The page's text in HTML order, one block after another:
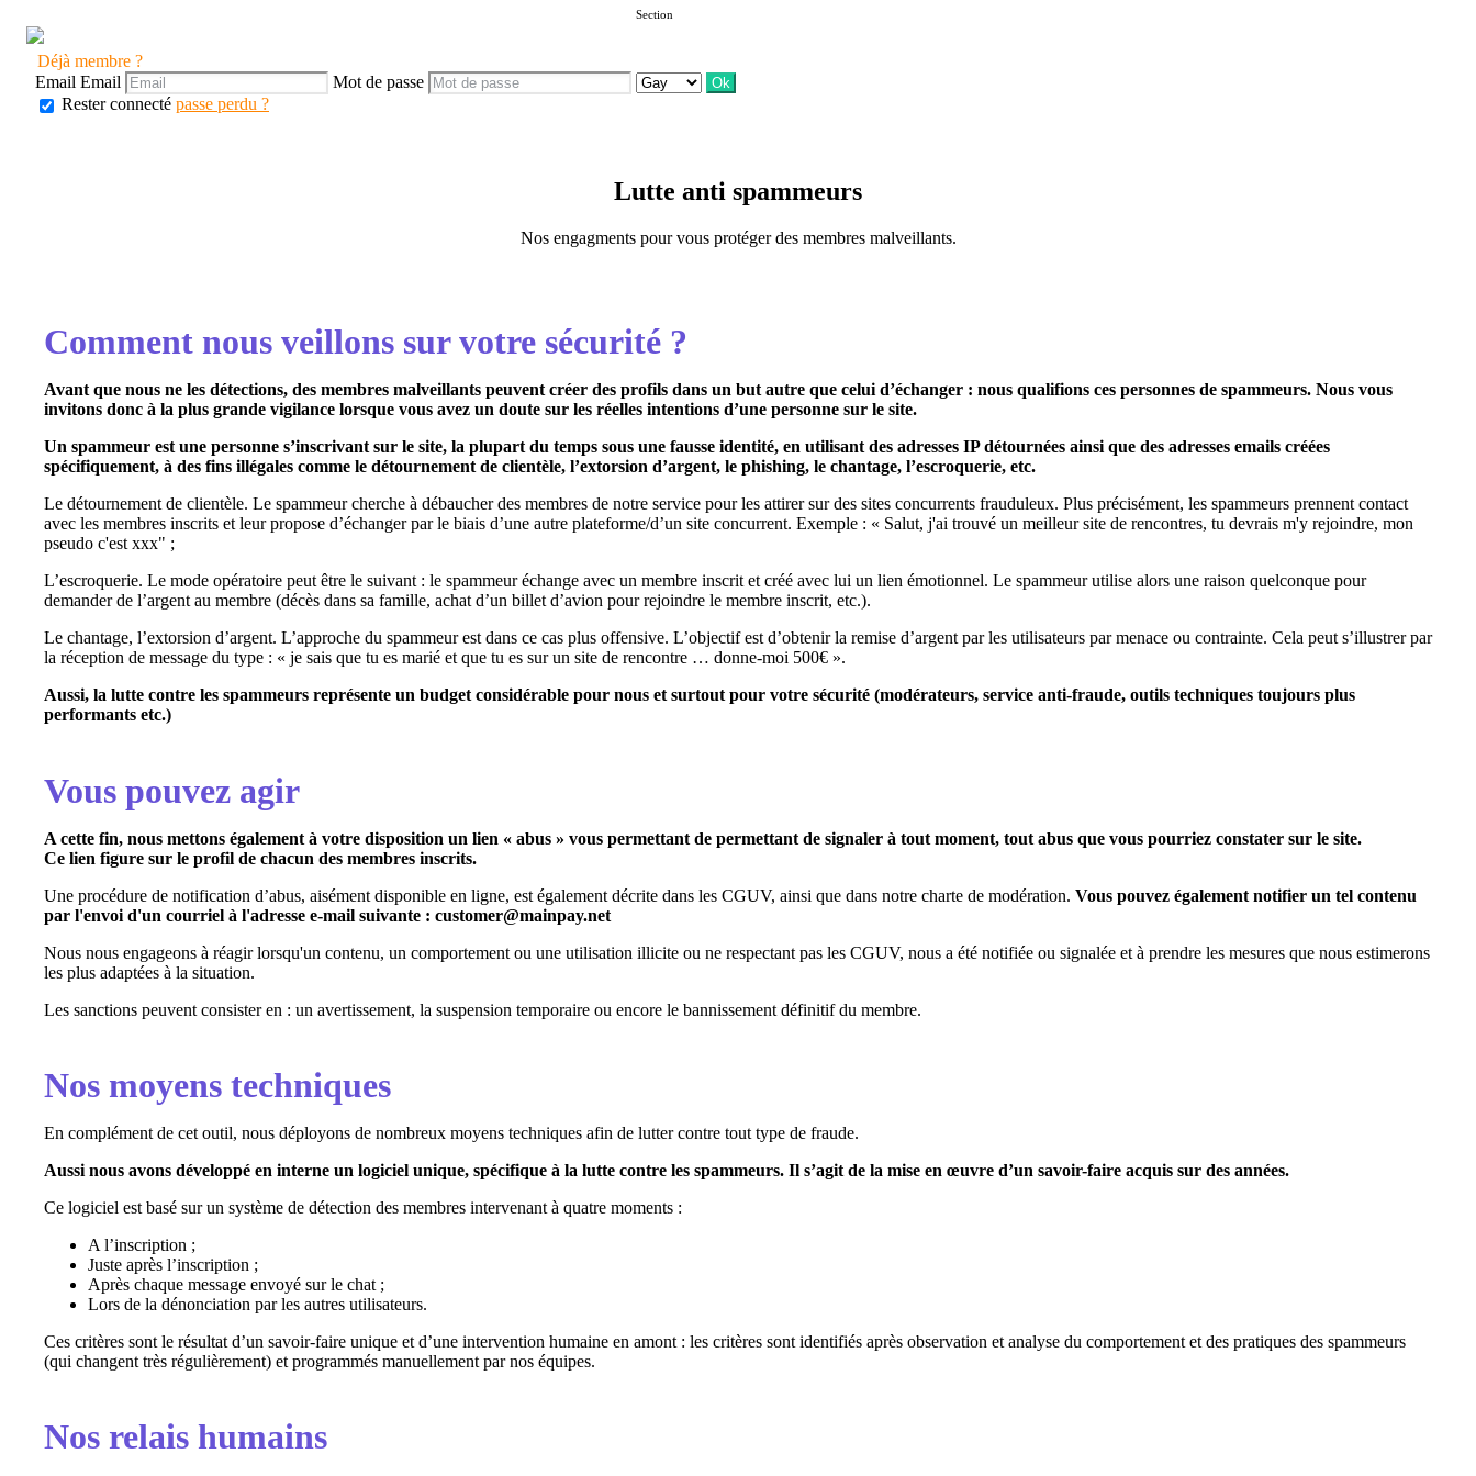
Déjà membre ?
Email Email Mot de passe
Section
Rester connecté passe perdu ?
Lutte anti spammeurs
Nos engagments pour vous protéger des membres malveillants.
Comment nous veillons sur votre sécurité ?
Avant que nous ne les détections, des membres malveillants peuvent créer des profils dans un but autre que celui d’échanger : nous qualifions ces personnes de spammeurs. Nous vous
invitons donc à la plus grande vigilance lorsque vous avez un doute sur les réelles intentions d’une personne sur le site.
Un spammeur est une personne s’inscrivant sur le site, la plupart du temps sous une fausse identité, en utilisant des adresses IP détournées ainsi que des adresses emails créées
spécifiquement, à des fins illégales comme le détournement de clientèle, l’extorsion d’argent, le phishing, le chantage, l’escroquerie, etc.
Le détournement de clientèle. Le spammeur cherche à débaucher des membres de notre service pour les attirer sur des sites concurrents frauduleux. Plus précisément, les spammeurs prennent contact
avec les membres inscrits et leur propose d’échanger par le biais d’une autre plateforme/d’un site concurrent. Exemple : « Salut, j'ai trouvé un meilleur site de rencontres, tu devrais m'y rejoindre, mon
pseudo c'est xxx" ;
L’escroquerie. Le mode opératoire peut être le suivant : le spammeur échange avec un membre inscrit et créé avec lui un lien émotionnel. Le spammeur utilise alors une raison quelconque pour
demander de l’argent au membre (décès dans sa famille, achat d’un billet d’avion pour rejoindre le membre inscrit, etc.).
Le chantage, l’extorsion d’argent. L’approche du spammeur est dans ce cas plus offensive. L’objectif est d’obtenir la remise d’argent par les utilisateurs par menace ou contrainte. Cela peut s’illustrer par
la réception de message du type : « je sais que tu es marié et que tu es sur un site de rencontre … donne-moi 500€ ».
Aussi, la lutte contre les spammeurs représente un budget considérable pour nous et surtout pour votre sécurité (modérateurs, service anti-fraude, outils techniques toujours plus
performants etc.)
Vous pouvez agir
A cette fin, nous mettons également à votre disposition un lien « abus » vous permettant de permettant de signaler à tout moment, tout abus que vous pourriez constater sur le site.
Ce lien figure sur le profil de chacun des membres inscrits.
Une procédure de notification d’abus, aisément disponible en ligne, est également décrite dans les CGUV, ainsi que dans notre charte de modération. Vous pouvez également notifier un tel contenu
par l'envoi d'un courriel à l'adresse e-mail suivante : customer@mainpay.net
Nous nous engageons à réagir lorsqu'un contenu, un comportement ou une utilisation illicite ou ne respectant pas les CGUV, nous a été notifiée ou signalée et à prendre les mesures que nous estimerons
les plus adaptées à la situation.
Les sanctions peuvent consister en : un avertissement, la suspension temporaire ou encore le bannissement définitif du membre.
Nos moyens techniques
En complément de cet outil, nous déployons de nombreux moyens techniques afin de lutter contre tout type de fraude.
Aussi nous avons développé en interne un logiciel unique, spécifique à la lutte contre les spammeurs. Il s’agit de la mise en œuvre d’un savoir-faire acquis sur des années.
Ce logiciel est basé sur un système de détection des membres intervenant à quatre moments :
A l’inscription ;
Juste après l’inscription ;
Après chaque message envoyé sur le chat ;
Lors de la dénonciation par les autres utilisateurs.
Ces critères sont le résultat d’un savoir-faire unique et d’une intervention humaine en amont : les critères sont identifiés après observation et analyse du comportement et des pratiques des spammeurs
(qui changent très régulièrement) et programmés manuellement par nos équipes.
Nos relais humains